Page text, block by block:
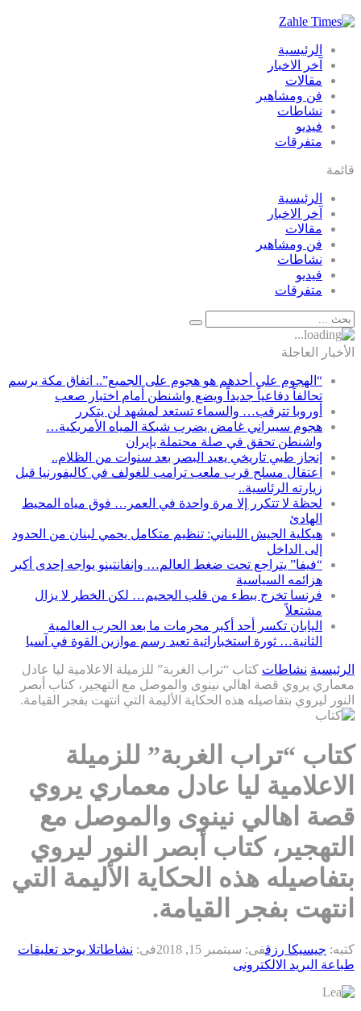
الرئيسية
آخر الاخبار
مقالات
فن ومشاهير
نشاطات
فيديو
متفرقات
قائمة
الرئيسية
آخر الاخبار
مقالات
فن ومشاهير
نشاطات
فيديو
متفرقات
الأخبار العاجلة
“الهجوم على أحدهم هو هجوم على الجميع”.. اتفاق مكة يرسم
تحالفاً دفاعياً جديداً ويضع واشنطن أمام اختبار صعب
أوروبا تترقب… والسماء تستعد لمشهد لن يتكرر
هجوم سيبراني غامض يضرب شبكة المياه الأمريكية…
واشنطن تحقق في صلة محتملة بإيران
إنجاز طبي تاريخي يعيد البصر بعد سنوات من الظلام..
اعتقال مسلح قرب ملعب ترامب للغولف في كاليفورنيا قبل
زيارته الرئاسية..
لحظة لا تتكرر إلا مرة واحدة في العمر… فوق مياه المحيط
الهادئ
هيكلية الجيش اللبناني: تنظيم متكامل يحمي لبنان من الحدود
إلى الداخل
“فيفا” يتراجع تحت ضغط العالم… وإنفانتينو يواجه إحدى أكبر
هزائمه السياسية
فرنسا تخرج ببطء من قلب الجحيم… لكن الخطر لا يزال
مشتعلاً
اليابان تكسر أحد أكبر محرمات ما بعد الحرب العالمية
الثانية… ثورة استخباراتية تعيد رسم موازين القوة في آسيا
الرئيسية نشاطات كتاب “تراب الغربة” للزميلة الاعلامية ليا عادل
معماري يروي قصة اهالي نينوى والموصل مع التهجير، كتاب أبصر
النور ليروي بتفاصيله هذه الحكاية الأليمة التي انتهت بفجر القيامة.
كتاب “تراب الغربة” للزميلة
الاعلامية ليا عادل معماري يروي
قصة اهالي نينوى والموصل مع
التهجير، كتاب أبصر النور ليروي
بتفاصيله هذه الحكاية الأليمة التي
انتهت بفجر القيامة.
كتبه: جيسيكا رزقفى: سبتمبر 15, 2018 فى: نشاطاتلا يوجد تعليقات
طباعة البريد الالكترونى